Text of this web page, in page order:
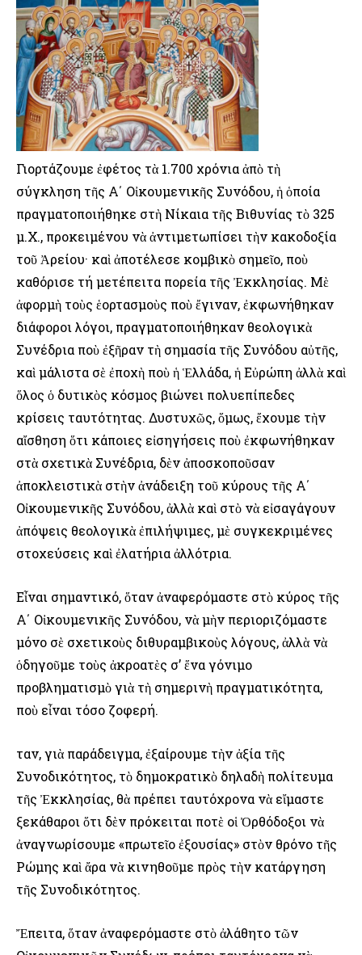
Γιορτάζουμε ἐφέτος τὰ 1.700 χρόνια ἀπὸ τὴ
σύγκληση τῆς Α΄ Οἰκουμενικῆς Συνόδου, ἡ ὁποία
πραγματοποιήθηκε στὴ Νίκαια τῆς Βιθυνίας τὸ 325
μ.Χ., προκειμένου νὰ ἀντιμετωπίσει τὴν κακοδοξία
τοῦ Ἀρείου· καὶ ἀποτέλεσε κομβικὸ σημεῖο, ποὺ
καθόρισε τή μετέπειτα πορεία τῆς Ἐκκλησίας. Μὲ
ἀφορμὴ τοὺς ἑορτασμοὺς ποὺ ἔγιναν, ἐκφωνήθηκαν
διάφοροι λόγοι, πραγματοποιήθηκαν θεολογικὰ
Συνέδρια ποὺ ἐξῆραν τὴ σημασία τῆς Συνόδου αὐτῆς,
καὶ μάλιστα σὲ ἐποχὴ ποὺ ἡ Ἑλλάδα, ἡ Εὐρώπη ἀλλὰ καὶ
ὅλος ὁ δυτικὸς κόσμος βιώνει πολυεπίπεδες
κρίσεις ταυτότητας. Δυστυχῶς, ὅμως, ἔχουμε τὴν
αἴσθηση ὅτι κάποιες εἰσηγήσεις ποὺ ἐκφωνήθηκαν
στὰ σχετικὰ Συνέδρια, δὲν ἀποσκοποῦσαν
ἀποκλειστικὰ στὴν ἀνάδειξη τοῦ κύρους τῆς Α΄
Οἰκουμενικῆς Συνόδου, ἀλλὰ καὶ στὸ νὰ εἰσαγάγουν
ἀπόψεις θεολογικὰ ἐπιλήψιμες, μὲ συγκεκριμένες
στοχεύσεις καὶ ἐλατήρια ἀλλότρια.
Εἶναι σημαντικό, ὅταν ἀναφερόμαστε στὸ κύρος τῆς
Α΄ Οἰκουμενικῆς Συνόδου, νὰ μὴν περιοριζόμαστε
μόνο σὲ σχετικοὺς διθυραμβικοὺς λόγους, ἀλλὰ νὰ
ὁδηγοῦμε τοὺς ἀκροατὲς σ’ ἕνα γόνιμο
προβληματισμὸ γιὰ τὴ σημερινὴ πραγματικότητα,
ποὺ εἶναι τόσο ζοφερή.
Ὅταν, γιὰ παράδειγμα, ἐξαίρουμε τὴν ἀξία τῆς
Συνοδικότητος, τὸ δημοκρατικὸ δηλαδὴ πολίτευμα
τῆς Ἐκκλησίας, θὰ πρέπει ταυτόχρονα νὰ εἴμαστε
ξεκάθαροι ὅτι δὲν πρόκειται ποτὲ οἱ Ὀρθόδοξοι νὰ
ἀναγνωρίσουμε «πρωτεῖο ἐξουσίας» στὸν θρόνο τῆς
Ρώμης καὶ ἄρα νὰ κινηθοῦμε πρὸς τὴν κατάργηση
τῆς Συνοδικότητος.
Ἔπειτα, ὅταν ἀναφερόμαστε στὸ ἀλάθητο τῶν